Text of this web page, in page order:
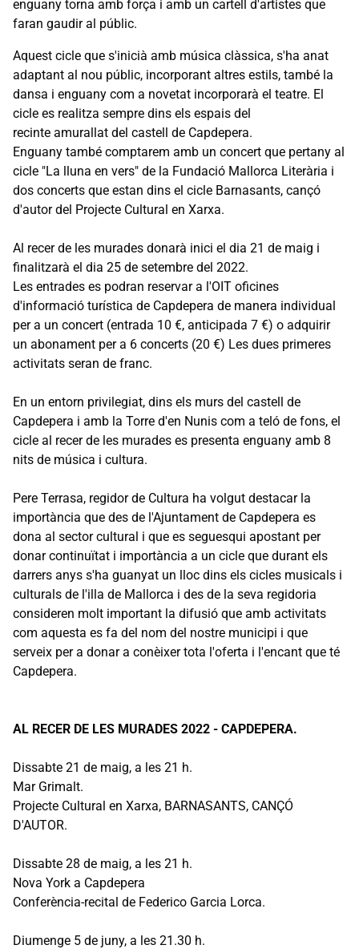
enguany torna amb força i amb un cartell d'artistes que
faran gaudir al públic.
Aquest cicle que s'inicià amb música clàssica, s'ha anat
adaptant al nou públic, incorporant altres estils, també la
dansa i enguany com a novetat incorporarà el teatre. El
cicle es realitza sempre dins els espais del
recinte amurallat del castell de Capdepera.
Enguany també comptarem amb un concert que pertany al
cicle "La lluna en vers" de la Fundació Mallorca Literària i
dos concerts que estan dins el cicle Barnasants, cançó
d'autor del Projecte Cultural en Xarxa.
Al recer de les murades donarà inici el dia 21 de maig i
finalitzarà el dia 25 de setembre del 2022.
Les entrades es podran reservar a l'OIT oficines
d'informació turística de Capdepera de manera individual
per a un concert (entrada 10 €, anticipada 7 €) o adquirir
un abonament per a 6 concerts (20 €) Les dues primeres
activitats seran de franc.
En un entorn privilegiat, dins els murs del castell de
Capdepera i amb la Torre d'en Nunis com a teló de fons, el
cicle al recer de les murades es presenta enguany amb 8
nits de música i cultura.
Pere Terrasa, regidor de Cultura ha volgut destacar la
importància que des de l'Ajuntament de Capdepera es
dona al sector cultural i que es seguesqui apostant per
donar continuïtat i importància a un cicle que durant els
darrers anys s'ha guanyat un lloc dins els cicles musicals i
culturals de l'illa de Mallorca i des de la seva regidoria
consideren molt important la difusió que amb activitats
com aquesta es fa del nom del nostre municipi i que
serveix per a donar a conèixer tota l'oferta i l'encant que té
Capdepera.
AL RECER DE LES MURADES 2022 - CAPDEPERA.
Dissabte 21 de maig, a les 21 h.
Mar Grimalt.
Projecte Cultural en Xarxa, BARNASANTS, CANÇÓ
D'AUTOR.
Dissabte 28 de maig, a les 21 h.
Nova York a Capdepera
Conferència-recital de Federico Garcia Lorca.
Diumenge 5 de juny, a les 21.30 h.